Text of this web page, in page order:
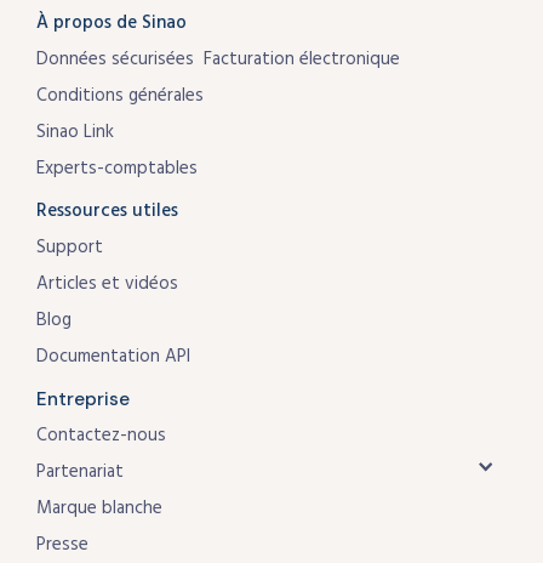
À propos de Sinao
Données sécurisées
Conditions générales
Facturation électronique
Sinao Link
Experts-comptables
Ressources utiles
Support
Articles et vidéos
Blog
Documentation API
Entreprise
Contactez-nous
Partenariat
Marque blanche
Presse